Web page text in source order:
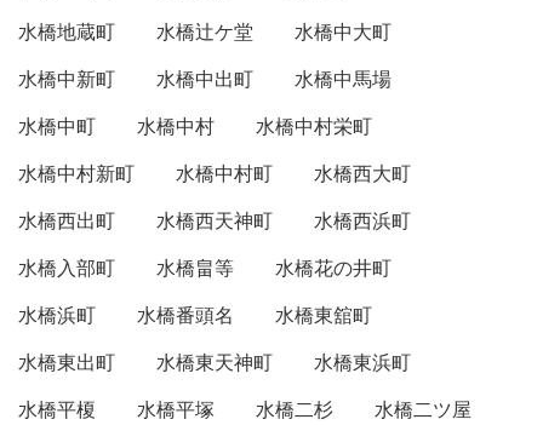
水橋地蔵町
水橋辻ケ堂
水橋中大町
水橋中新町
水橋中出町
水橋中馬場
水橋中町
水橋中村
水橋中村栄町
水橋中村新町
水橋中村町
水橋西大町
水橋西出町
水橋西天神町
水橋西浜町
水橋入部町
水橋畠等
水橋花の井町
水橋浜町
水橋番頭名
水橋東舘町
水橋東出町
水橋東天神町
水橋東浜町
水橋平榎
水橋平塚 水橋二杉
水橋二ツ屋